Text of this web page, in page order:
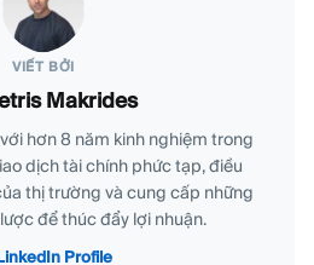
VIẾT BỞI
Makrides
hơn 8 năm kinh nghiệm trong
dịch tài chính phức tạp, điều
thị trường và cung cấp những
để thúc đẩy lợi nhuận.
Profile